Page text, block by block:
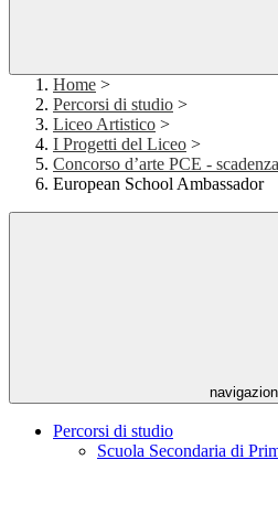
Home >
Percorsi di studio >
Liceo Artistico >
I Progetti del Liceo >
Concorso d’arte PCE -
European School Ambassador
Percorsi di studio
Scuola Secondaria di